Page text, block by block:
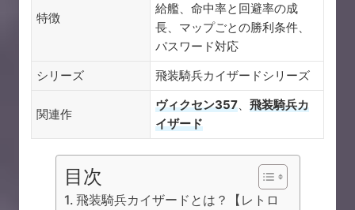
特徴
給艦、命中率と回避率の成
長、マップごとの勝利条件、
パスワード対応
シリーズ
飛装騎兵カイザードシリーズ
関連作
ヴィクセン357、 飛装騎兵カ
イザード
目次
飛装騎兵カイザードとは？【レトロ